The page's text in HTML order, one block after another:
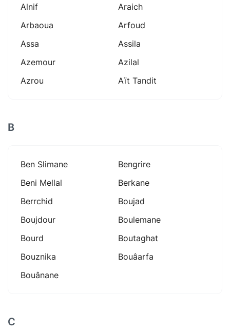
Alnif
Araich
Arbaoua
Arfoud
Assa
Assila
Azemour
Azilal
Azrou
Aït Tandit
B
Ben Slimane
Bengrire
Beni Mellal
Berkane
Berrchid
Boujad
Boujdour
Boulemane
Bourd
Boutaghat
Bouznika
Bouâarfa
Bouânane
C